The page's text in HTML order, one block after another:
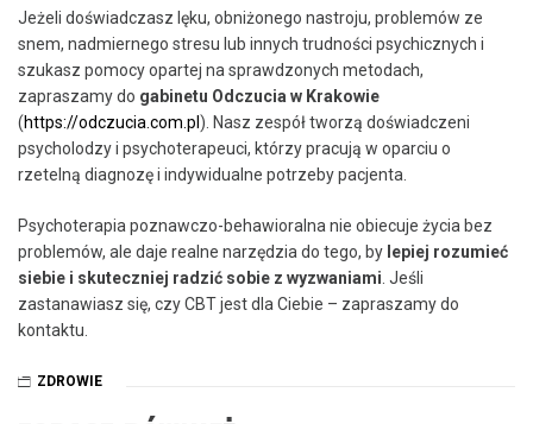
Jeżeli doświadczasz lęku, obniżonego nastroju, problemów ze
snem, nadmiernego stresu lub innych trudności psychicznych i
szukasz pomocy opartej na sprawdzonych metodach,
zapraszamy do gabinetu Odczucia w Krakowie
(https://odczucia.com.pl ). Nasz zespół tworzą doświadczeni
psycholodzy i psychoterapeuci, którzy pracują w oparciu o
rzetelną diagnozę i indywidualne potrzeby pacjenta.
Psychoterapia poznawczo-behawioralna nie obiecuje życia bez
problemów, ale daje realne narzędzia do tego, by lepiej rozumieć
siebie i skuteczniej radzić sobie z wyzwaniami . Jeśli
zastanawiasz się, czy CBT jest dla Ciebie – zapraszamy do
kontaktu.
ZDROWIE